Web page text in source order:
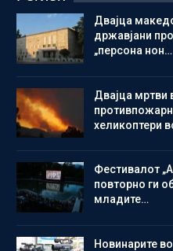
Двајца
државјани
„персона нон…
Двајца мртви
хеликоптери
Фестивалот
повторно ги
младите…
Новинарите